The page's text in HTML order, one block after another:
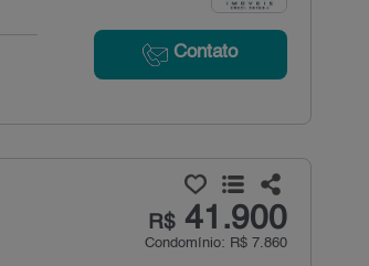
Contato
R$41.900
Condomínio: R$ 7.860